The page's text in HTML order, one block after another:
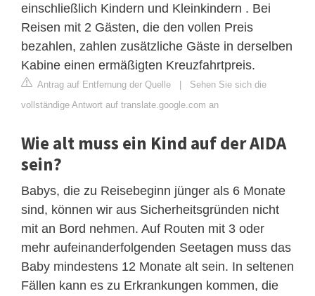
einschließlich Kindern und Kleinkindern . Bei
Reisen mit 2 Gästen, die den vollen Preis
bezahlen, zahlen zusätzliche Gäste in derselben
Kabine einen ermäßigten Kreuzfahrtpreis.
Antrag auf Entfernung der Quelle | Sehen Sie sich die
vollständige Antwort auf translate.google.com an
Wie alt muss ein Kind auf der AIDA
sein?
Babys, die zu Reisebeginn jünger als 6 Monate
sind, können wir aus Sicherheitsgründen nicht
mit an Bord nehmen. Auf Routen mit 3 oder
mehr aufeinanderfolgenden Seetagen muss das
Baby mindestens 12 Monate alt sein. In seltenen
Fällen kann es zu Erkrankungen kommen, die